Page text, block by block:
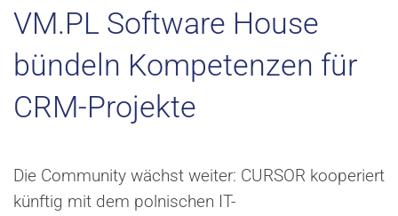
VM.PL Software House
bündeln Kompetenzen für
CRM-Projekte
Die Community wächst weiter: CURSOR kooperiert
künftig mit dem polnischen IT-